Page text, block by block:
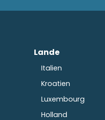
Lande
Italien
Kroatien
Luxembourg
Holland